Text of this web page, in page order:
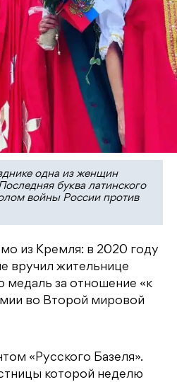
одна из женщин
буква латинского
войны России против
из Кремля: в 2020 году
вручил жительнице
медаль за отношение «к
во Второй мировой
«Русского Базеля».
которой неделю